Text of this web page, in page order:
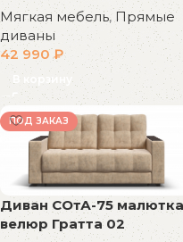
Мягкая мебель, Прямые
диваны
42 990₽
В корзину
ПОД ЗАКАЗ
Диван СОтА-75 малютка
велюр Гратта 02